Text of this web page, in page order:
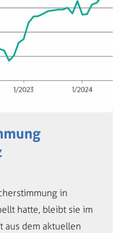
in
hatte, bleibt sie im
aus dem aktuellen